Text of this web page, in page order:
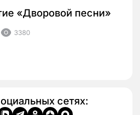
«Дворовой песни»
3380
сетях: